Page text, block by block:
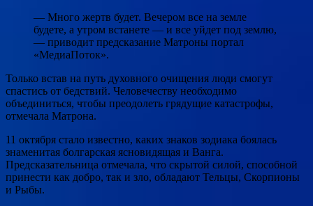
— Много жертв будет. Вечером все на земле
будете, а утром встанете — и все уйдет под землю,
— приводит предсказание Матроны портал
«МедиаПоток».
Только встав на путь духовного очищения люди смогут
спастись от бедствий. Человечеству необходимо
объединиться, чтобы преодолеть грядущие катастрофы,
отмечала Матрона.
11 октября стало известно, каких знаков зодиака боялась
знаменитая болгарская ясновидящая и Ванга.
Предсказательница отмечала, что скрытой силой, способной
принести как добро, так и зло, обладают Тельцы, Скорпионы
и Рыбы.